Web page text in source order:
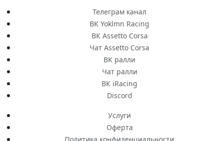
Телеграм канал
ВК Yoklmn Racing
ВК Assetto Corsa
Чат Assetto Corsa
ВК ралли
Чат ралли
ВК iRacing
Discord
Услуги
Оферта